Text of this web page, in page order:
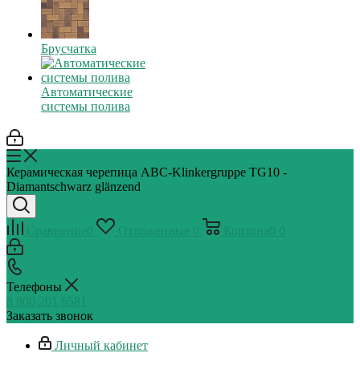
Брусчатка
Автоматические
системы полива
Керамическая черепица ABC-Klinkergruppe TG10 -
Diamantschwarz glänzend
Телефоны
Заказать звонок
Личный кабинет